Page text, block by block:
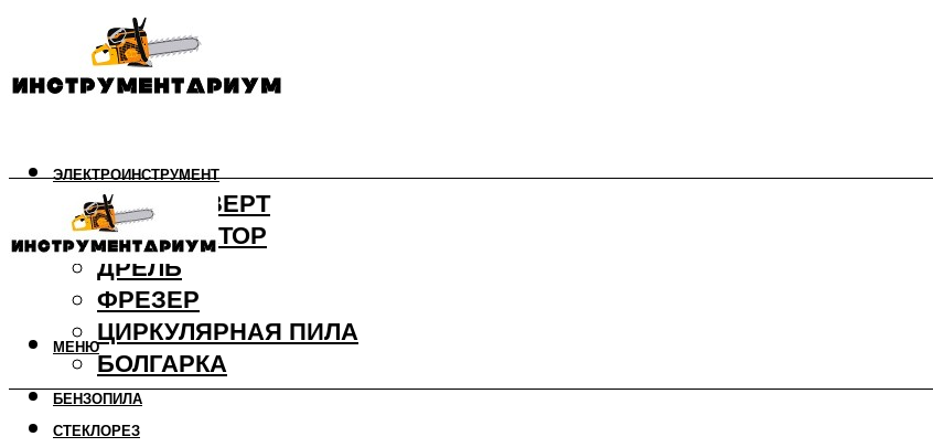
ЭЛЕКТРОИНСТРУМЕНТ
ШУРУПОВЕРТ
ПЕРФОРАТОР
ДРЕЛЬ
ФРЕЗЕР
ЦИРКУЛЯРНАЯ ПИЛА
БОЛГАРКА
БЕНЗОПИЛА
СТЕКЛОРЕЗ
МЕНЮ